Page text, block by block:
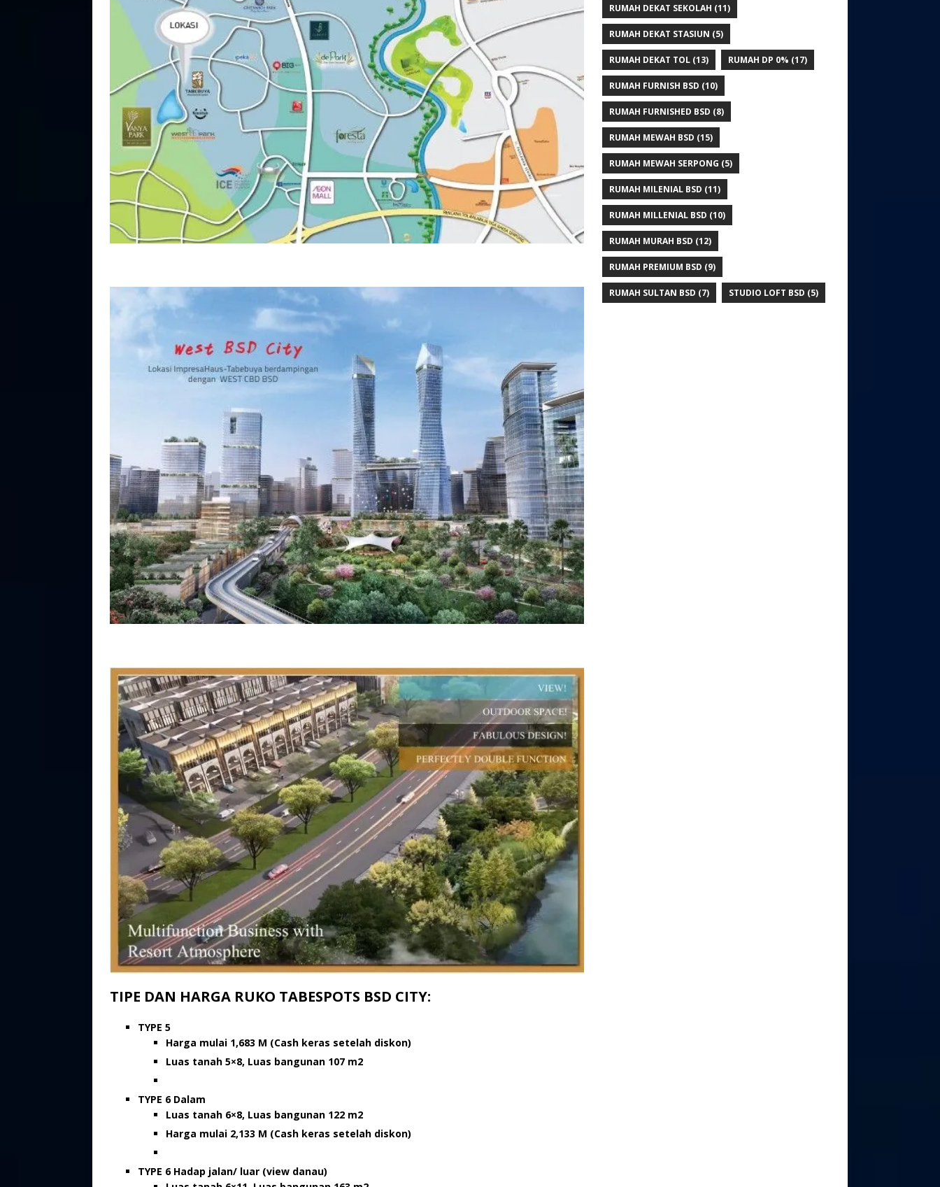
TIPE DAN HARGA RUKO TABESPOTS BSD CITY:
TYPE 5
Harga mulai 1,683 M (Cash keras setelah diskon)
Luas tanah 5×8, Luas bangunan 107 m2
TYPE 6 Dalam
Luas tanah 6×8, Luas bangunan 122 m2
Harga mulai 2,133 M (Cash keras setelah diskon)
TYPE 6 Hadap jalan/ luar (view danau)
RUMAH DEKAT SEKOLAH (11)
RUMAH DEKAT STASIUN (5)
RUMAH DEKAT TOL(13) RUMAH DP 0% (17)
RUMAH FURNISH BSD (10)
RUMAH FURNISHED BSD (8)
RUMAH MEWAH BSD (15)
RUMAH MEWAH SERPONG (5)
RUMAH MILENIAL BSD (11)
RUMAH MILLENIAL BSD (10)
RUMAH MURAH BSD (12)
RUMAH PREMIUM BSD (9)
RUMAH SULTAN BSD (7) STUDIO LOFT BSD (5)